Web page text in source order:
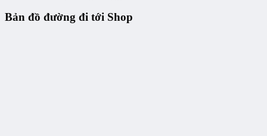
Bản đồ đường đi tới Shop